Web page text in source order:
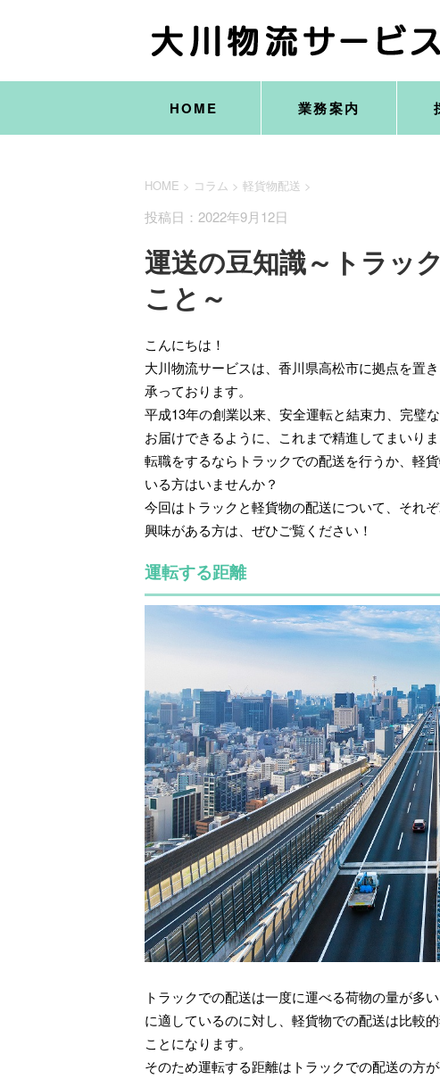
HOME 業務案内
HOME > コラム > 軽貨物配送 >
投稿日：2022年9月12日
運送の豆知識～トラッ
こと～
こんにちは！
大川物流サービスは、香川県高松市に拠点を置
承っております。
平成13年の創業以来、安全運転と結束力、完璧
お届けできるように、これまで精進してまいりま
転職をするならトラックでの配送を行うか、軽
いる方はいませんか？
今回はトラックと軽貨物の配送について、それ
興味がある方は、ぜひご覧ください！
運転する距離
トラックでの配送は一度に運べる荷物の量が多
に適しているのに対し、軽貨物での配送は比較
ことになります。
そのため運転する距離はトラックでの配送の方